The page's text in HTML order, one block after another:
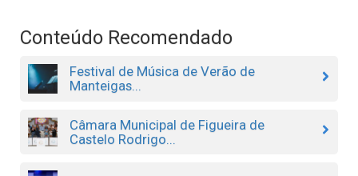
Conteúdo Recomendado
Festival de Música de Verão de
Manteigas...
Câmara Municipal de Figueira de
Castelo Rodrigo...